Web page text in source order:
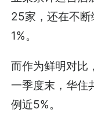
25家，还在不
1%。
而作为鲜明对比
一季度末，华住
例近5%。